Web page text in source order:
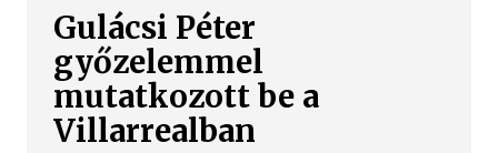
Gulácsi Péter
győzelemmel
mutatkozott be a
Villarrealban